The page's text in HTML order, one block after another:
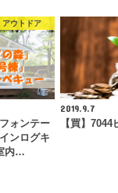
アウトドア
ォンテー
ンログキ
内…
2019.9.7
【買】7044